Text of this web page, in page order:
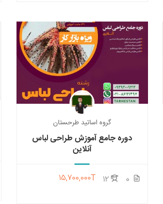
گروه اساتید طرحستان
دوره جامع آموزش طراحی لباس
آنلاین
0
12
15,700,000T